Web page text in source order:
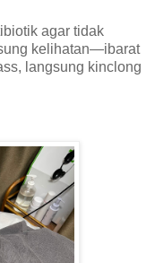
agar tidak
kelihatan—ibarat
langsung kinclong